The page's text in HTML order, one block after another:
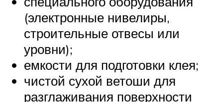
(электронные нивелиры,
строительные отвесы или
уровни);
емкости для подготовки клея;
чистой сухой ветоши для
разглаживания поверхности